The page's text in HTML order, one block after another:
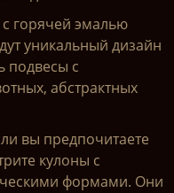
горячей эмалью
уникальный дизайн
подвесы с
абстрактных
вы предпочитаете
кулоны с
формами. Они